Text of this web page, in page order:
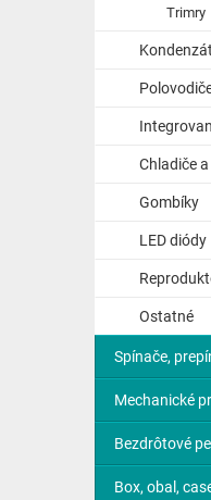
Trimry
Chladiče
Gombíky
LED diódy
Ostatné
Spínače,
Mechanické
Bezdrôtové
Box, obal,